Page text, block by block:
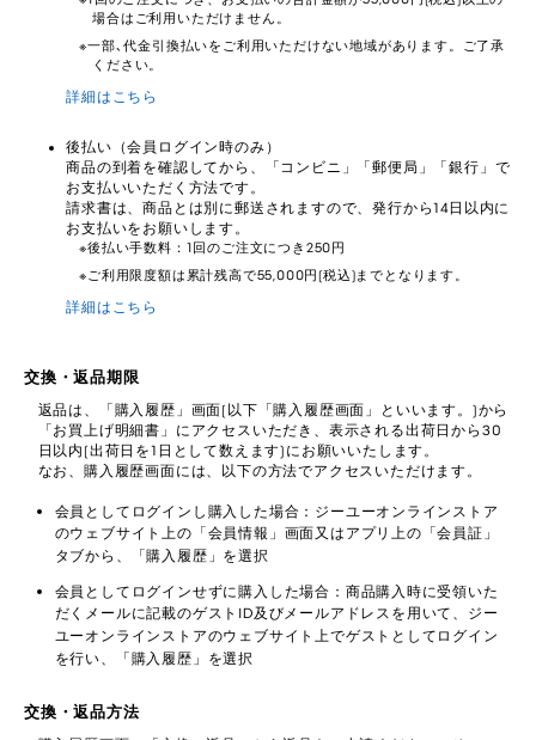
場合はご利用いただけません。
一部､代金引換払いをご利用いただけない地域があります。ご了承
ください。
詳細はこちら
後払い（会員ログイン時のみ）
商品の到着を確認してから、「コンビニ」「郵便局」「銀行」で
お支払いいただく方法です。
請求書は、商品とは別に郵送されますので、発行から14日以内に
お支払いをお願いします。
後払い手数料：1回のご注文につき250円
ご利用限度額は累計残高で55,000円(税込)までとなります。
詳細はこちら
交換・返品期限
返品は、「購入履歴」画面(以下「購入履歴画面」といいます。)から
「お買上げ明細書」にアクセスいただき、表示される出荷日から30
日以内(出荷日を1日として数えます)にお願いいたします。
なお、購入履歴画面には、以下の方法でアクセスいただけます。
会員としてログインし購入した場合：ジーユーオンラインストア
のウェブサイト上の「会員情報」画面又はアプリ上の「会員証」
タブから、「購入履歴」を選択
会員としてログインせずに購入した場合：商品購入時に受領いた
だくメールに記載のゲストID及びメールアドレスを用いて、ジー
ユーオンラインストアのウェブサイト上でゲストとしてログイン
を行い、「購入履歴」を選択
交換・返品方法